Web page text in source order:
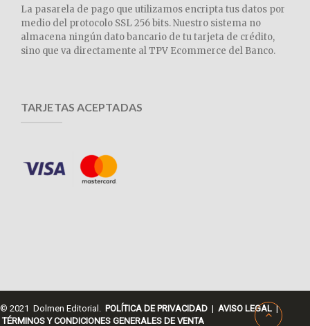
La pasarela de pago que utilizamos encripta tus datos por
medio del protocolo SSL 256 bits. Nuestro sistema no
almacena ningún dato bancario de tu tarjeta de crédito,
sino que va directamente al TPV Ecommerce del Banco.
TARJETAS ACEPTADAS
© 2021 Dolmen Editorial. POLÍTICA DE PRIVACIDAD | AVISO LEGAL |
TÉRMINOS Y CONDICIONES GENERALES DE VENTA